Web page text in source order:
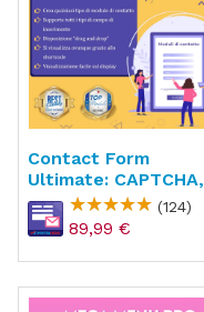
Contact Form
Ultimate: CAPTCHA,
ReCAPTCHA, Anti
Spam
(124)
89,99 €